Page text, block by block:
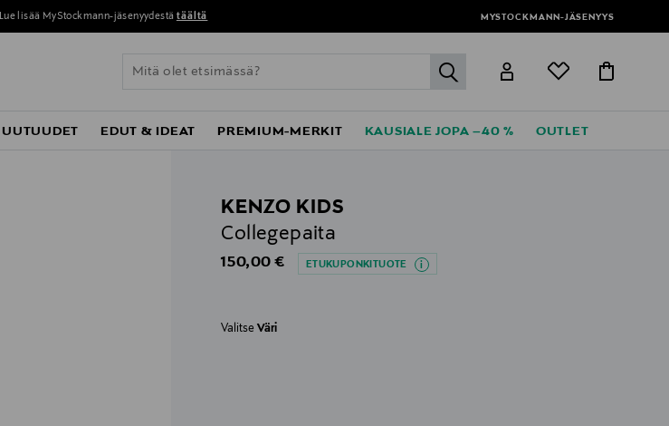
Lue lisää MyStockmann-jäsenyydestä täältä MYSTOCKMANN-JÄSENYYS
label.header.go
UUTUUDET EDUT & IDEAT PREMIUM-MERKIT KAUSIALE JOPA –40 % OUTLET
KENZO KIDS
Collegepaita
Original Price
150,00 € ETUKUPONKITUOTE
ValitseVäri